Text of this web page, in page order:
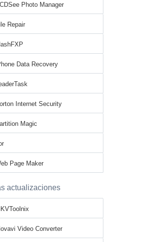
Photo Manager
Repair
Data Recovery
Internet Security
Magic
Page Maker
actualizaciones
Video Converter